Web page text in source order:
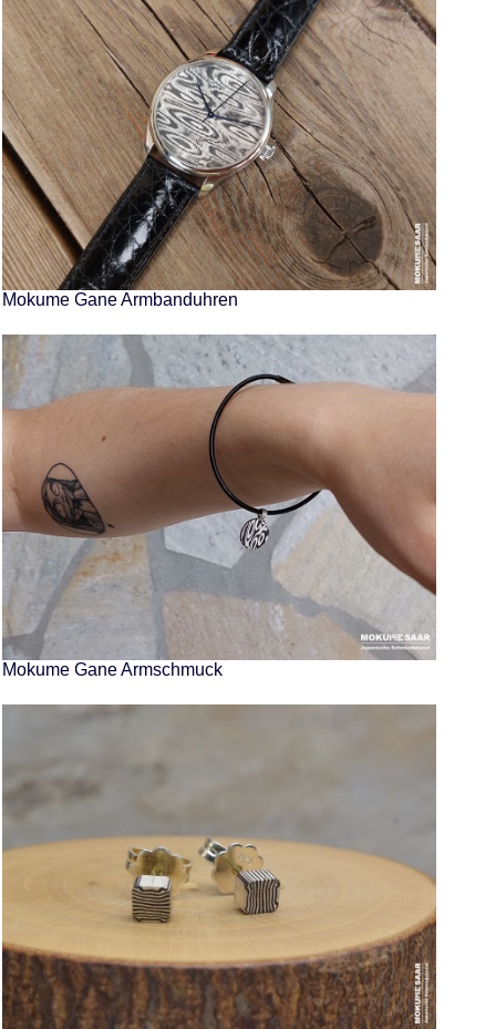
Mokume Gane Armbanduhren
Mokume Gane Armschmuck